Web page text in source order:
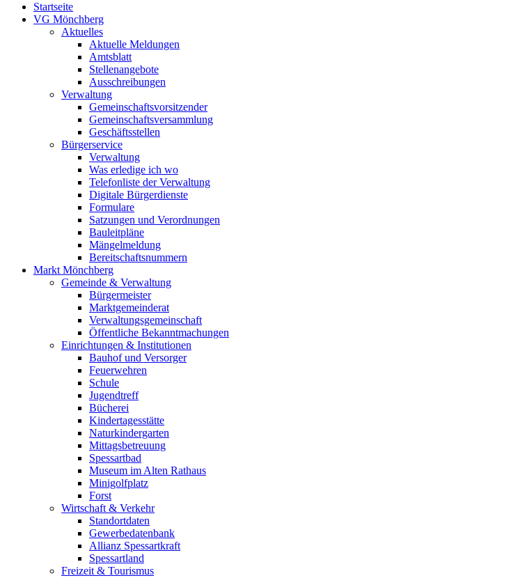
Startseite
VG Mönchberg
Aktuelles
Aktuelle Meldungen
Amtsblatt
Stellenangebote
Ausschreibungen
Verwaltung
Gemeinschaftsvorsitzender
Gemeinschaftsversammlung
Geschäftsstellen
Bürgerservice
Verwaltung
Was erledige ich wo
Telefonliste der Verwaltung
Digitale Bürgerdienste
Formulare
Satzungen und Verordnungen
Bauleitpläne
Mängelmeldung
Bereitschaftsnummern
Markt Mönchberg
Gemeinde & Verwaltung
Bürgermeister
Marktgemeinderat
Verwaltungsgemeinschaft
Öffentliche Bekanntmachungen
Einrichtungen & Institutionen
Bauhof und Versorger
Feuerwehren
Schule
Jugendtreff
Bücherei
Kindertagesstätte
Naturkindergarten
Mittagsbetreuung
Spessartbad
Museum im Alten Rathaus
Minigolfplatz
Forst
Wirtschaft & Verkehr
Standortdaten
Gewerbedatenbank
Allianz Spessartkraft
Spessartland
Freizeit & Tourismus